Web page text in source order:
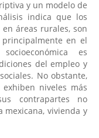
y un modelo de
indica que los
áreas rurales, son
en el
es
del empleo y
No obstante,
niveles más
contrapartes no
mexicana, vivienda y